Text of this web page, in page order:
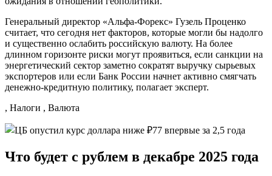
Генеральный директор «Альфа-Форекс» Гузель Проценко
считает, что сегодня нет факторов, которые могли бы надолго
и существенно ослабить российскую валюту. На более
длинном горизонте риски могут проявиться, если санкции на
энергетический сектор заметно сократят выручку сырьевых
экспортеров или если Банк России начнет активно смягчать
денежно-кредитную политику, полагает эксперт.
, Налоги , Валюта
Что будет с рублем в декабре 2025 года